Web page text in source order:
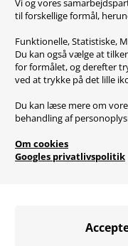
til forskellige formål,
Funktionelle, Statistiske,
Du kan også vælge at
for formålet, og derefter
ved at trykke på det lille
Du kan læse mere om
behandling af
Om cookies
Googles privatlivspolitik
Det optimale
Blæseren er
garanti!
Modelnavn
Materiale: Plast
Omdrejninger